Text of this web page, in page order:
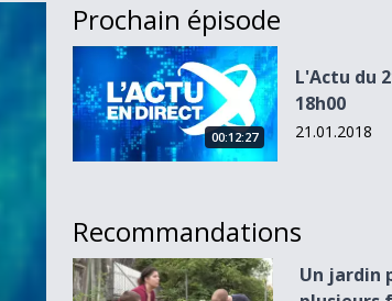
Prochain épisode
L&#039;Actu du 21.01.18 - 18h00
00:12:27
L'Actu du
18h00
21.01.2018
Recommandations
Un jardin pour plusieurs familles à
Un jardin